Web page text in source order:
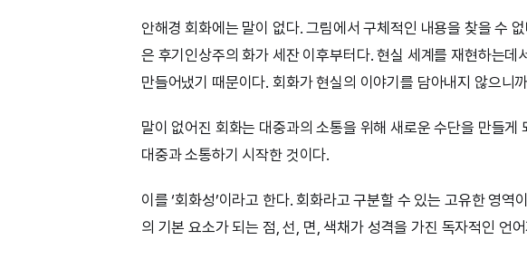
안해경 회화에는 말이 없다. 그림에서 구체적인 내용을 찾을 수
은 후기인상주의 화가 세잔 이후부터다. 현실 세계를 재현하는데
만들어냈기 때문이다. 회화가 현실의 이야기를 담아내지 않으니
말이 없어진 회화는 대중과의 소통을 위해 새로운 수단을 만들게
대중과 소통하기 시작한 것이다.
이를 ‘회화성’이라고 한다. 회화라고 구분할 수 있는 고유한 영역
의 기본 요소가 되는 점, 선, 면, 색채가 성격을 가진 독자적인 언